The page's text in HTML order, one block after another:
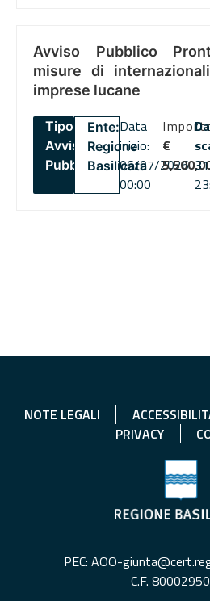
Avviso Pubblico
misure di
imprese lucane
Tipo:
Avviso
Pubblico
Ente:
Regione
Basilicata
Data
inizio:
06/07/2026
00:00
€
NOTE LEGALI
PRIVACY
PEC: AOO-
C.F.